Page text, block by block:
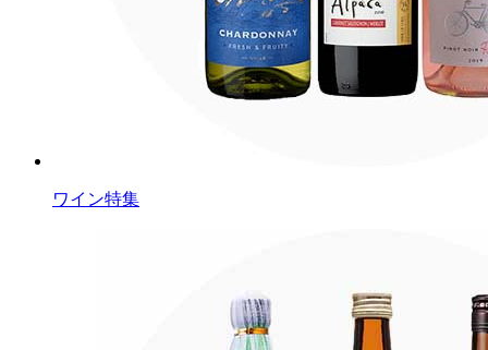
ワイン特集